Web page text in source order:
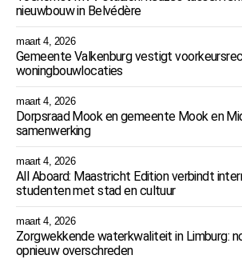
nieuwbouw in Belvédère
maart 4, 2026
Gemeente Valkenburg vestigt
woningbouwlocaties
maart 4, 2026
Dorpsraad Mook en gemeente Mook en
samenwerking
maart 4, 2026
All Aboard: Maastricht Edition verbindt
studenten met stad en cultuur
maart 4, 2026
Zorgwekkende waterkwaliteit in Limburg:
opnieuw overschreden